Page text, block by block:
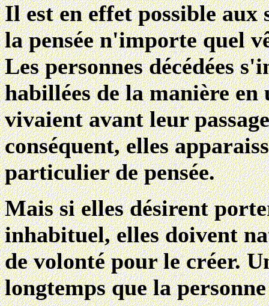
Il est en effet possible
la pensée n'importe quel
Les personnes décédées
habillées de la manière en
vivaient avant leur
conséquent, elles
particulier de pensée.
Mais si elles désirent
inhabituel, elles doivent
de volonté pour le créer.
longtemps que la